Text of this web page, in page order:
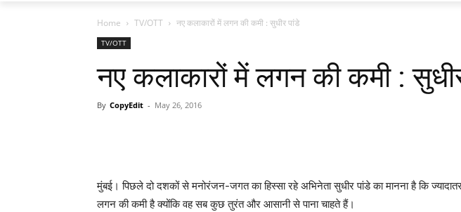
Home TV/OTT नए कलाकारों में लगन की कमी : सुधीर पांडे
TV/OTT
नए कलाकारों में लगन की कमी :
By CopyEdit - May 26, 2016
मुंबई। पिछले दो दशकों से मनोरंजन-जगत का हिस्सा रहे अभिनेता सुधीर पांडे का मानना है कि
लगन की कमी है क्योंकि वह सब कुछ तुरंत और आसानी से पाना चाहते हैं।